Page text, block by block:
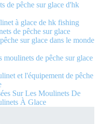
de pêche sur glace d'hk
à glace de hk fishing
de pêche sur glace
sur glace dans le monde
moulinets de pêche sur glace
et l'équipement de pêche
Sur Les Moulinets De
À Glace